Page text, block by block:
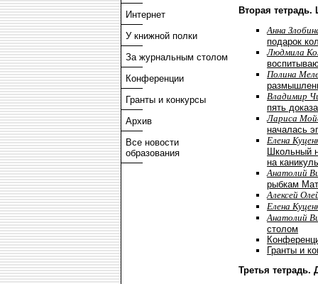
Интернет
У книжной полки
За журнальным столом
Конференции
Гранты и конкурсы
Архив
Все новости
образования
Вторая
Анна
подарок
Людмила
Полина
Владимир
пять
Лариса
началась
Елена
Школьный
на
Анатолий
рыбкам
Алексей
Елена
Анатолий
столом
Гранты и
Третья тетрадь.